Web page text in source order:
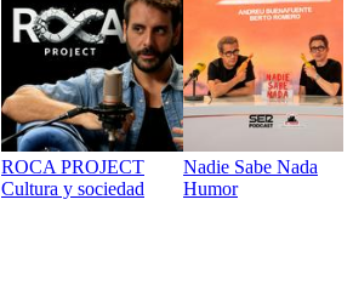
ROCA PROJECT
Cultura y sociedad
Nadie Sabe Nada
Humor